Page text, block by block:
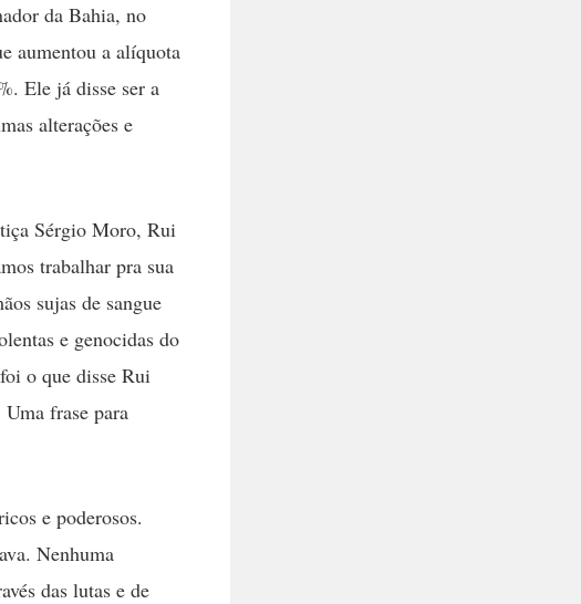
da Bahia, no
aumentou a alíquota
Ele já disse ser a
alterações e
Sérgio Moro, Rui
trabalhar pra sua
sujas de sangue
e genocidas do
o que disse Rui
frase para
e poderosos.
Nenhuma
das lutas e de